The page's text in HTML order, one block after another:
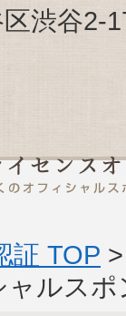
渋谷2-
証 TOP
ルスポ